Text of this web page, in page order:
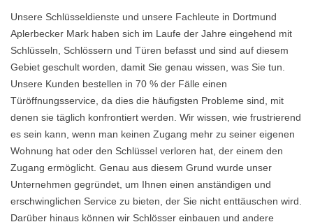
Unsere Schlüsseldienste und unsere Fachleute in Dortmund
Aplerbecker Mark haben sich im Laufe der Jahre eingehend mit
Schlüsseln, Schlössern und Türen befasst und sind auf diesem
Gebiet geschult worden, damit Sie genau wissen, was Sie tun.
Unsere Kunden bestellen in 70 % der Fälle einen
Türöffnungsservice, da dies die häufigsten Probleme sind, mit
denen sie täglich konfrontiert werden. Wir wissen, wie frustrierend
es sein kann, wenn man keinen Zugang mehr zu seiner eigenen
Wohnung hat oder den Schlüssel verloren hat, der einem den
Zugang ermöglicht. Genau aus diesem Grund wurde unser
Unternehmen gegründet, um Ihnen einen anständigen und
erschwinglichen Service zu bieten, der Sie nicht enttäuschen wird.
Darüber hinaus können wir Schlösser einbauen und andere